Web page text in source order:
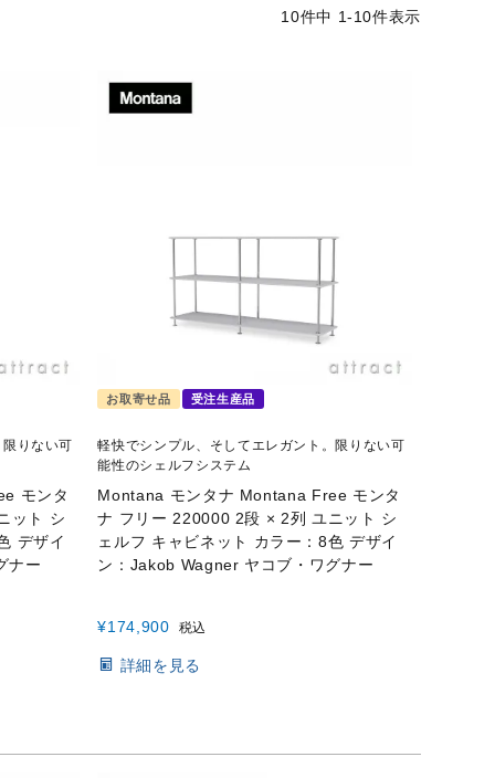
10件中 1-10件表示
りない可
モンタ
ット シ
デザイ
ナー
お取寄せ品 受注生産品
軽快でシンプル、そしてエレガント。限りない可
能性のシェルフシステム
Montana モンタナ Montana Free モンタ
ナ フリー 220000 2段 × 2列 ユニット シ
ェルフ キャビネット カラー：8色 デザイ
ン：Jakob Wagner ヤコブ・ワグナー
¥174,900 税込
詳細を見る